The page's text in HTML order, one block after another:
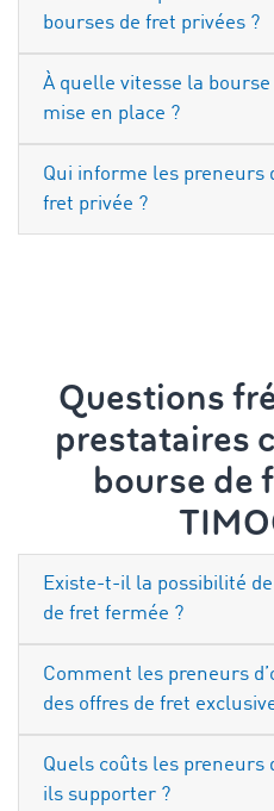
bourses de fret privées ?
À quelle vitesse la
mise en place ?
Qui informe les preneurs
fret privée ?
Questions
prestataires
bourse de
Existe-t-il la possibilité
de fret fermée ?
Comment les preneurs
des offres de fret
Quels coûts les preneurs
ils supporter ?